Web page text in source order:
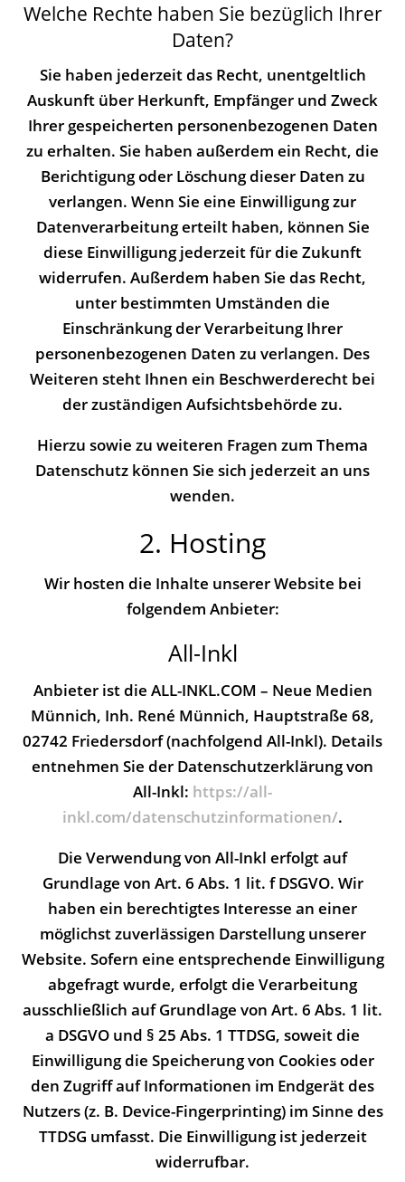
Welche Rechte haben Sie bezüglich Ihrer
Daten?
Sie haben jederzeit das Recht, unentgeltlich
Auskunft über Herkunft, Empfänger und Zweck
Ihrer gespeicherten personenbezogenen Daten
zu erhalten. Sie haben außerdem ein Recht, die
Berichtigung oder Löschung dieser Daten zu
verlangen. Wenn Sie eine Einwilligung zur
Datenverarbeitung erteilt haben, können Sie
diese Einwilligung jederzeit für die Zukunft
widerrufen. Außerdem haben Sie das Recht,
unter bestimmten Umständen die
Einschränkung der Verarbeitung Ihrer
personenbezogenen Daten zu verlangen. Des
Weiteren steht Ihnen ein Beschwerderecht bei
der zuständigen Aufsichtsbehörde zu.
Hierzu sowie zu weiteren Fragen zum Thema
Datenschutz können Sie sich jederzeit an uns
wenden.
2. Hosting
Wir hosten die Inhalte unserer Website bei
folgendem Anbieter:
All-Inkl
Anbieter ist die ALL-INKL.COM – Neue Medien
Münnich, Inh. René Münnich, Hauptstraße 68,
02742 Friedersdorf (nachfolgend All-Inkl). Details
entnehmen Sie der Datenschutzerklärung von
All-Inkl: https://all-
inkl.com/datenschutzinformationen/.
Die Verwendung von All-Inkl erfolgt auf
Grundlage von Art. 6 Abs. 1 lit. f DSGVO. Wir
haben ein berechtigtes Interesse an einer
möglichst zuverlässigen Darstellung unserer
Website. Sofern eine entsprechende Einwilligung
abgefragt wurde, erfolgt die Verarbeitung
ausschließlich auf Grundlage von Art. 6 Abs. 1 lit.
a DSGVO und § 25 Abs. 1 TTDSG, soweit die
Einwilligung die Speicherung von Cookies oder
den Zugriff auf Informationen im Endgerät des
Nutzers (z. B. Device-Fingerprinting) im Sinne des
TTDSG umfasst. Die Einwilligung ist jederzeit
widerrufbar.